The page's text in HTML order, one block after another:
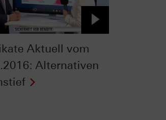
Aktuell vom
Alternativen